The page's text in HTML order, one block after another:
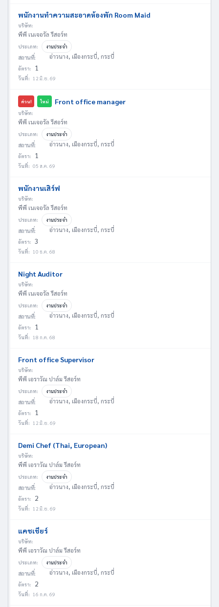
พนักงานทำความสะอาดห้องพัก Room Maid
บริษัท:
พีพี เนเจอรัล รีสอร์ท
ประเภท: งานประจำ
สถานที่: อ่าวนาง, เมืองกระบี่, กระบี่
อัตรา: 1
วันที่: 12 มิ.ย. 69
ด่วน! ใหม่ Front office manager
บริษัท:
พีพี เนเจอรัล รีสอร์ท
ประเภท: งานประจำ
สถานที่: อ่าวนาง, เมืองกระบี่, กระบี่
อัตรา: 1
วันที่: 05 ส.ค. 69
พนักงานเสิร์ฟ
บริษัท:
พีพี เนเจอรัล รีสอร์ท
ประเภท: งานประจำ
สถานที่: อ่าวนาง, เมืองกระบี่, กระบี่
อัตรา: 3
วันที่: 10 ธ.ค. 68
Night Auditor
บริษัท:
พีพี เนเจอรัล รีสอร์ท
ประเภท: งานประจำ
สถานที่: อ่าวนาง, เมืองกระบี่, กระบี่
อัตรา: 1
วันที่: 18 ก.ค. 68
Front office Supervisor
บริษัท:
พีพี เอราวัณ ปาล์ม รีสอร์ท
ประเภท: งานประจำ
สถานที่: อ่าวนาง, เมืองกระบี่, กระบี่
อัตรา: 1
วันที่: 12 มิ.ย. 69
Demi Chef (Thai, European)
บริษัท:
พีพี เอราวัณ ปาล์ม รีสอร์ท
ประเภท: งานประจำ
สถานที่: อ่าวนาง, เมืองกระบี่, กระบี่
อัตรา: 2
วันที่: 12 มิ.ย. 69
แคชเชียร์
บริษัท:
พีพี เอราวัณ ปาล์ม รีสอร์ท
ประเภท: งานประจำ
สถานที่: อ่าวนาง, เมืองกระบี่, กระบี่
อัตรา: 2
วันที่: 16 ก.ค. 69